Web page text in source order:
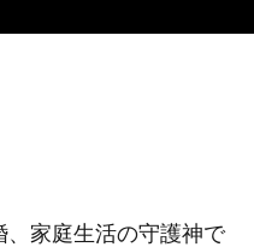
家庭生活の守護神で